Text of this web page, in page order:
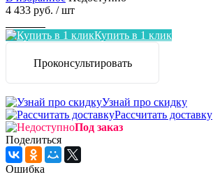
4 433 руб. / шт
Купить в 1 клик
Проконсультировать
Узнай про скидку
Рассчитать доставку
Под заказ
Поделиться
Ошибка